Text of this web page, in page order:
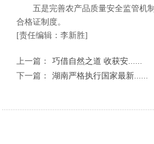
五是完善农产品质量安全监管机
合格证制度。
[责任编辑：李新胜]
上一篇：
巧借自然之道 收获安......
下一篇：
湖南严格执行国家最新......